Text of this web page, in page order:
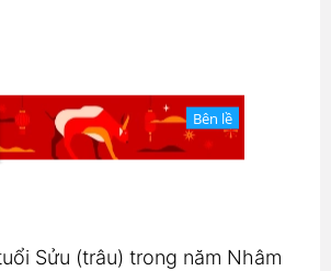
Bên lề
Sửu (trâu) trong năm Nhâm